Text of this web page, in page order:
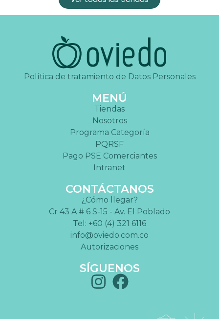
Política de tratamiento de Datos Personales
MENÚ
Tiendas
Nosotros
Programa Categoría
PQRSF
Pago PSE Comerciantes
Intranet
CONTÁCTANOS
¿Cómo llegar?
Cr 43 A # 6 S-15 - Av. El Poblado
Tel: +60 (4) 321 6116
info@oviedo.com.co
Autorizaciones
SÍGUENOS